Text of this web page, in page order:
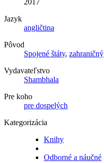
Jazyk
angličtina
Pôvod
Spojené štáty, zahraničný
Vydavateľstvo
Shambhala
Pre koho
pre dospelých
Kategorizácia
Knihy
Odborné a náučné